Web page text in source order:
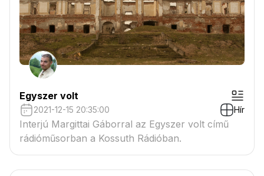
Egyszer volt
2021-12-15 20:35:00 Hír
Interjú Margittai Gáborral az Egyszer volt című
rádióműsorban a Kossuth Rádióban.